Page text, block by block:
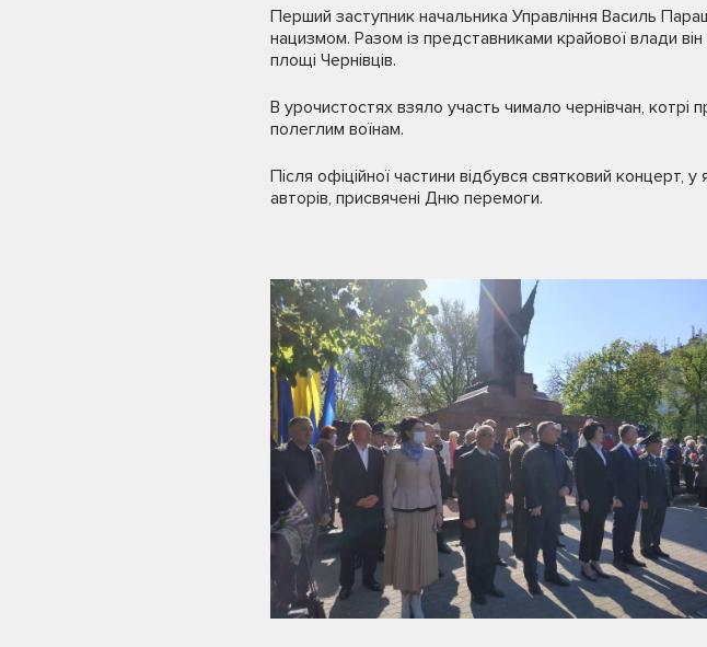
Перший заступник начальника Управління Василь
нацизмом. Разом із представниками крайової влади
площі Чернівців.
В урочистостях взяло участь чимало чернівчан,
полеглим воїнам.
Після офіційної частини відбувся святковий концерт,
авторів, присвячені Дню перемоги.